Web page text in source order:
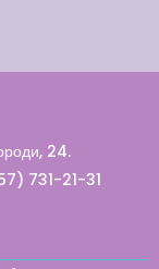
24.
731-21-31